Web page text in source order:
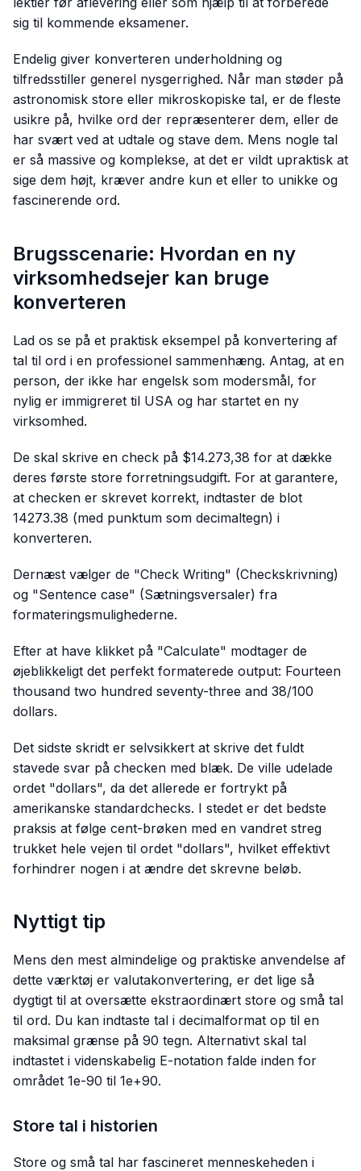
sig til kommende eksamener.
Endelig giver konverteren underholdning og
tilfredsstiller generel nysgerrighed. Når man støder på
astronomisk store eller mikroskopiske tal, er de fleste
usikre på, hvilke ord der repræsenterer dem, eller de
har svært ved at udtale og stave dem. Mens nogle tal
er så massive og komplekse, at det er vildt upraktisk at
sige dem højt, kræver andre kun et eller to unikke og
fascinerende ord.
Brugsscenarie: Hvordan en ny
virksomhedsejer kan bruge
konverteren
Lad os se på et praktisk eksempel på konvertering af
tal til ord i en professionel sammenhæng. Antag, at en
person, der ikke har engelsk som modersmål, for
nylig er immigreret til USA og har startet en ny
virksomhed.
De skal skrive en check på $14.273,38 for at dække
deres første store forretningsudgift. For at garantere,
at checken er skrevet korrekt, indtaster de blot
14273.38 (med punktum som decimaltegn) i
konverteren.
Dernæst vælger de "Check Writing" (Checkskrivning)
og "Sentence case" (Sætningsversaler) fra
formateringsmulighederne.
Efter at have klikket på "Calculate" modtager de
øjeblikkeligt det perfekt formaterede output: Fourteen
thousand two hundred seventy-three and 38/100
dollars.
Det sidste skridt er selvsikkert at skrive det fuldt
stavede svar på checken med blæk. De ville udelade
ordet "dollars", da det allerede er fortrykt på
amerikanske standardchecks. I stedet er det bedste
praksis at følge cent-brøken med en vandret streg
trukket hele vejen til ordet "dollars", hvilket effektivt
forhindrer nogen i at ændre det skrevne beløb.
Nyttigt tip
Mens den mest almindelige og praktiske anvendelse af
dette værktøj er valutakonvertering, er det lige så
dygtigt til at oversætte ekstraordinært store og små tal
til ord. Du kan indtaste tal i decimalformat op til en
maksimal grænse på 90 tegn. Alternativt skal tal
indtastet i videnskabelig E-notation falde inden for
området 1e-90 til 1e+90.
Store tal i historien
Store og små tal har fascineret menneskeheden i